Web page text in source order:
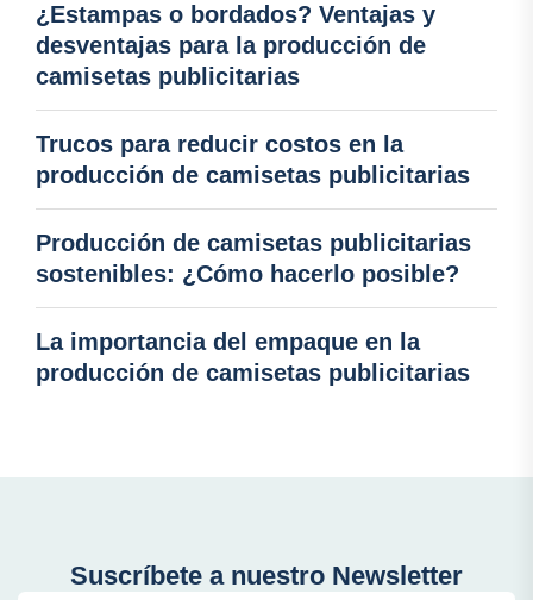
¿Estampas o bordados? Ventajas y
desventajas para la producción de
camisetas publicitarias
Trucos para reducir costos en la
producción de camisetas publicitarias
Producción de camisetas publicitarias
sostenibles: ¿Cómo hacerlo posible?
La importancia del empaque en la
producción de camisetas publicitarias
Suscríbete a nuestro Newsletter